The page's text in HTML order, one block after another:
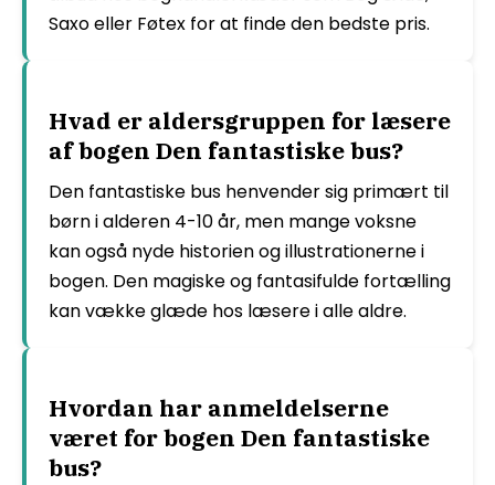
Saxo eller Føtex for at finde den bedste pris.
Hvad er aldersgruppen for læsere
af bogen Den fantastiske bus?
Den fantastiske bus henvender sig primært til
børn i alderen 4-10 år, men mange voksne
kan også nyde historien og illustrationerne i
bogen. Den magiske og fantasifulde fortælling
kan vække glæde hos læsere i alle aldre.
Hvordan har anmeldelserne
været for bogen Den fantastiske
bus?